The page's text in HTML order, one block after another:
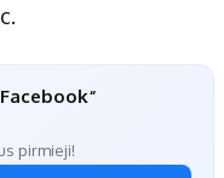
pirmieji!